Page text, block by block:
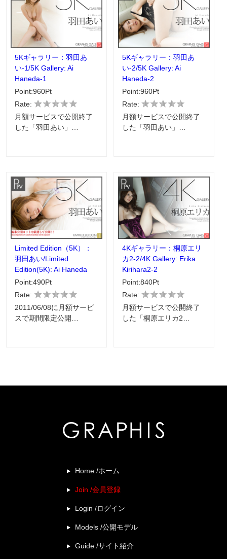
5Kギャラリー：羽田あ
い-1/5K Gallery: Ai
Haneda-1
Point:960Pt
Rate:
月額サービスで公開終了
した「羽田あい」…
5Kギャラリー：羽田あ
い-2/5K Gallery: Ai
Haneda-2
Point:960Pt
Rate:
月額サービスで公開終了
した「羽田あい」…
Limited Edition（5K）：
羽田あい/Limited
Edition(5K): Ai Haneda
Point:490Pt
Rate:
2011/06/08に月額サービ
スで期間限定公開…
4Kギャラリー：桐原エリ
カ2-2/4K Gallery: Erika
Kirihara2-2
Point:840Pt
Rate:
月額サービスで公開終了
した「桐原エリカ2…
Home /ホーム
Join /会員登録
Login /ログイン
Models /公開モデル
Guide /サイト紹介